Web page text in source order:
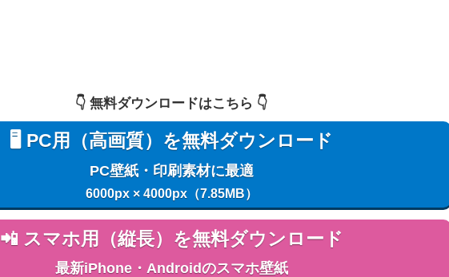
👇️ 無料ダウンロードはこちら 👇️
🖥️ PC用（高画質）を無料ダウンロード
PC壁紙・印刷素材に最適
6000px × 4000px（7.85MB）
📲 スマホ用（縦長）を無料ダウンロード
最新iPhone・Androidのスマホ壁紙